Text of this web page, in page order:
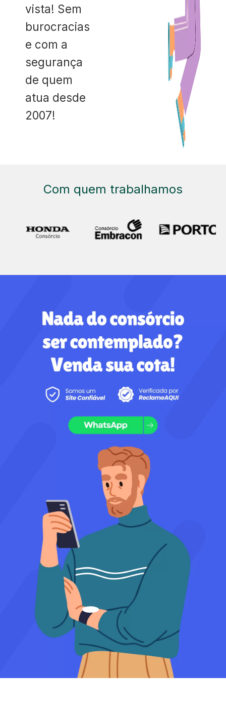
vista! Sem
burocracias
e com a
segurança
de quem
atua desde
2007!
Com quem trabalhamos